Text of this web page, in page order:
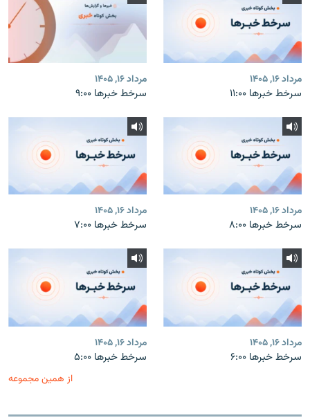
مرداد ۱۶, ۱۴۰۵
سرخط خبرها ۱۱:۰۰
مرداد ۱۶, ۱۴۰۵
سرخط خبرها ۹:۰۰
مرداد ۱۶, ۱۴۰۵
سرخط خبرها ۸:۰۰
مرداد ۱۶, ۱۴۰۵
سرخط خبرها ۷:۰۰
مرداد ۱۶, ۱۴۰۵
سرخط خبرها ۶:۰۰
مرداد ۱۶, ۱۴۰۵
سرخط خبرها ۵:۰۰
از همین مجموعه